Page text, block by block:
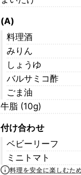
(A)
料理酒
みりん
しょうゆ
バルサミコ酢
ごま油
牛脂 (10g)
付け合わせ
ベビーリーフ
ミニトマト
料理を安全に楽しむた